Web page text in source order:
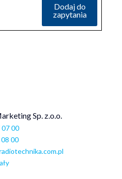
Dodaj do
zapytania
Sp. z.o.o.
00
00